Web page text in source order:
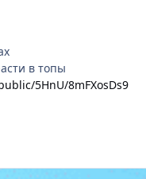
в топы
5HnU/8mFXosDs9